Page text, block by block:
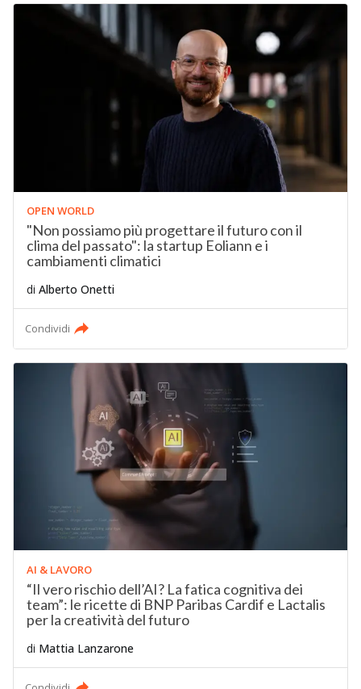
OPEN WORLD
"Non possiamo più progettare il futuro con il
clima del passato": la startup Eoliann e i
cambiamenti climatici
di Alberto Onetti
Condividi
AI & LAVORO
“Il vero rischio dell’AI? La fatica cognitiva dei
team”: le ricette di BNP Paribas Cardif e Lactalis
per la creatività del futuro
di Mattia Lanzarone